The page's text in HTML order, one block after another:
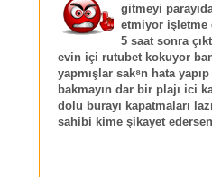
gitmeyi
etmiyor işletme
5 saat sonra
evin içi rutubet kokuyor
yapmışlar sak⁸n hata
bakmayın dar bir plajı ici
dolu burayı kapatmaları
sahibi kime şikayet